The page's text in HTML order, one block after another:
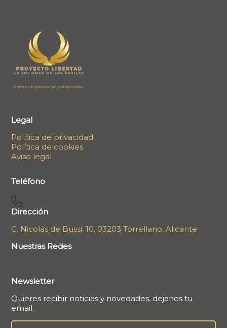
Legal
Política de privacidad
Política de cookies
Aviso legal
Teléfono
Dirección
C. Nicolás de Bussi, 10, 03203 Torrellano, Alicante
Nuestras Redes
Newsletter
Quieres recibir noticias y novedades, dejanos tu
email.